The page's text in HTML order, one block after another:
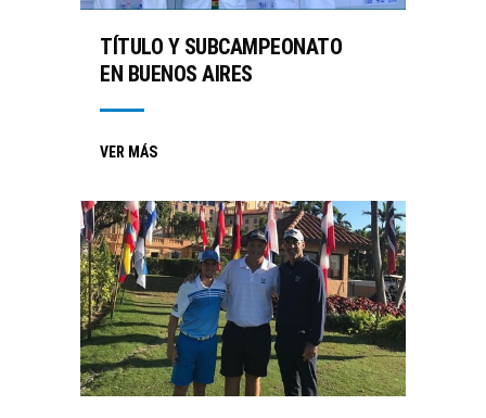
TÍTULO Y SUBCAMPEONATO
EN BUENOS AIRES
VER MÁS